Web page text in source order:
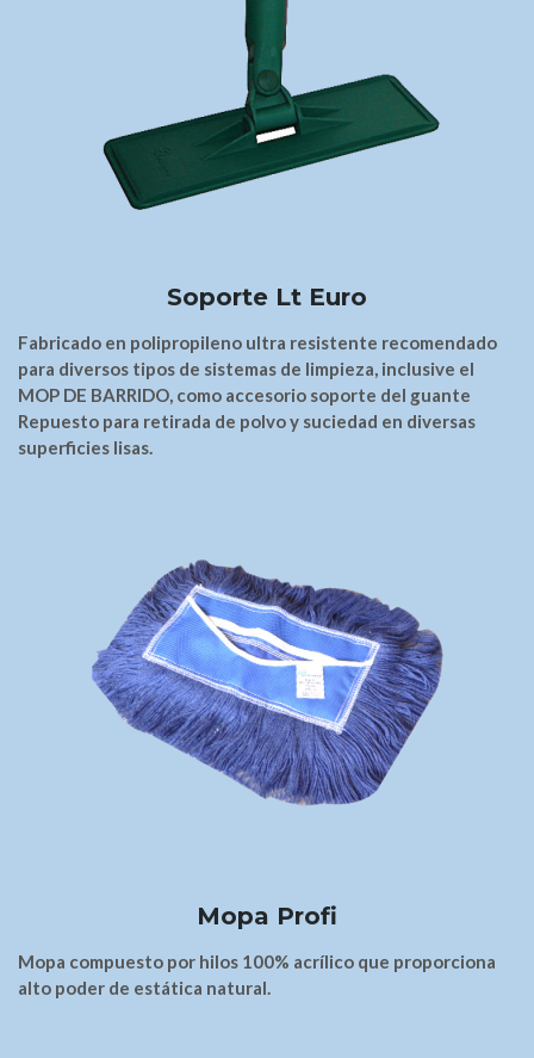
Soporte Lt Euro
Fabricado en polipropileno ultra resistente recomendado
para diversos tipos de sistemas de limpieza, inclusive el
MOP DE BARRIDO, como accesorio soporte del guante
Repuesto para retirada de polvo y suciedad en diversas
superficies lisas.
Mopa Profi
Mopa compuesto por hilos 100% acrílico que proporciona
alto poder de estática natural.